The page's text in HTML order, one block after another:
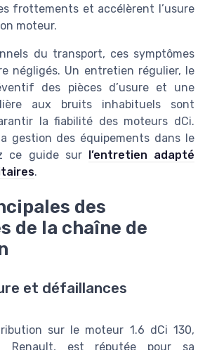
frottements et accélèrent l’usure
moteur.
du transport, ces symptômes
négligés. Un entretien régulier, le
des pièces d’usure et une
aux bruits inhabituels sont
la fiabilité des moteurs dCi.
gestion des équipements dans le
ce guide sur l’entretien adapté
.
des
de la chaîne de
et défaillances
sur le moteur 1.6 dCi 130,
Renault, est réputée pour sa